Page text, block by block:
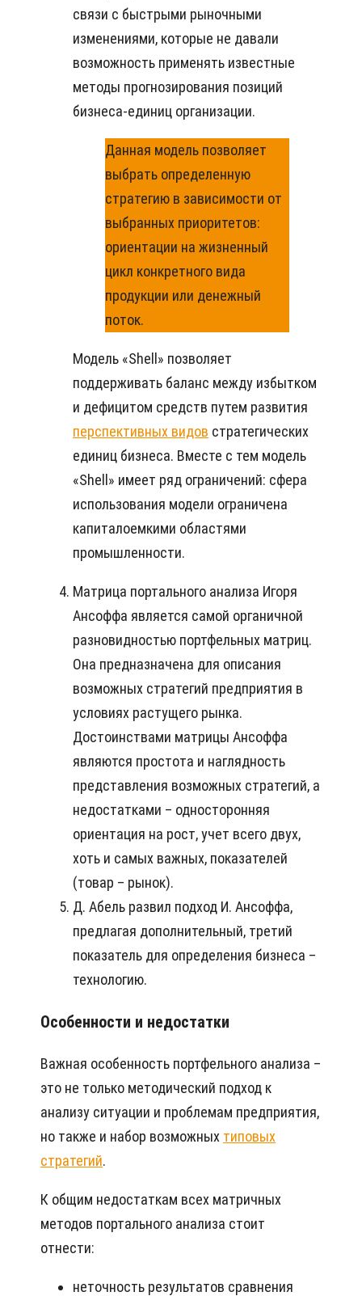
связи с быстрыми рыночными
изменениями, которые не давали
возможность применять известные
методы прогнозирования позиций
бизнеса-единиц организации.
Данная модель позволяет
выбрать определенную
стратегию в зависимости от
выбранных приоритетов:
ориентации на жизненный
цикл конкретного вида
продукции или денежный
поток.
Модель «Shell» позволяет
поддерживать баланс между избытком
и дефицитом средств путем развития
перспективных видов стратегических
единиц бизнеса. Вместе с тем модель
«Shell» имеет ряд ограничений: сфера
использования модели ограничена
капиталоемкими областями
промышленности.
Матрица портального анализа Игоря
Ансоффа является самой органичной
разновидностью портфельных матриц.
Она предназначена для описания
возможных стратегий предприятия в
условиях растущего рынка.
Достоинствами матрицы Ансоффа
являются простота и наглядность
представления возможных стратегий, а
недостатками – односторонняя
ориентация на рост, учет всего двух,
хоть и самых важных, показателей
(товар – рынок).
Д. Абель развил подход И. Ансоффа,
предлагая дополнительный, третий
показатель для определения бизнеса –
технологию.
Особенности и недостатки
Важная особенность портфельного анализа –
это не только методический подход к
анализу ситуации и проблемам предприятия,
но также и набор возможных типовых
стратегий.
К общим недостаткам всех матричных
методов портального анализа стоит
отнести:
неточность результатов сравнения